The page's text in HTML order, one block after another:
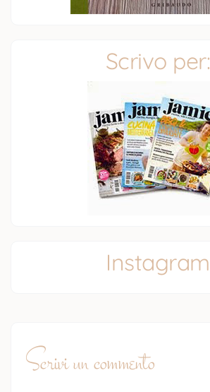
Scrivo per:
Instagram
Scrivi un commento